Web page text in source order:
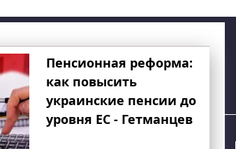
Пенсионная реформа:
как повысить
украинские пенсии до
уровня ЕС - Гетманцев